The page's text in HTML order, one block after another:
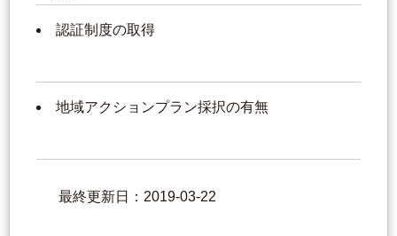
認証制度の取得
地域アクションプラン採択の有無
最終更新日：2019-03-22